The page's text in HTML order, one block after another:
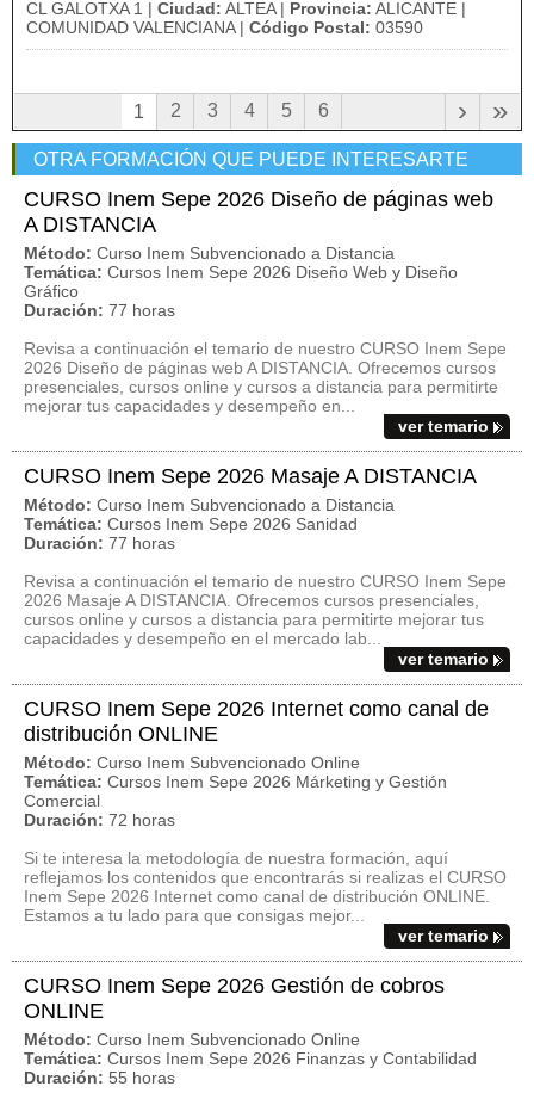
CL GALOTXA 1 | Ciudad: ALTEA | Provincia: ALICANTE |
COMUNIDAD VALENCIANA | Código Postal: 03590
1 2 3 4 5 6 »
›
OTRA FORMACIÓN QUE PUEDE INTERESARTE
CURSO Inem Sepe 2026 Diseño de páginas web
A DISTANCIA
Método: Curso Inem Subvencionado a Distancia
Temática: Cursos Inem Sepe 2026 Diseño Web y Diseño
Gráfico
Duración: 77 horas
Revisa a continuación el temario de nuestro CURSO Inem Sepe
2026 Diseño de páginas web A DISTANCIA. Ofrecemos cursos
presenciales, cursos online y cursos a distancia para permitirte
mejorar tus capacidades y desempeño en...
ver temario
CURSO Inem Sepe 2026 Masaje A DISTANCIA
Método: Curso Inem Subvencionado a Distancia
Temática: Cursos Inem Sepe 2026 Sanidad
Duración: 77 horas
Revisa a continuación el temario de nuestro CURSO Inem Sepe
2026 Masaje A DISTANCIA. Ofrecemos cursos presenciales,
cursos online y cursos a distancia para permitirte mejorar tus
capacidades y desempeño en el mercado lab...
ver temario
CURSO Inem Sepe 2026 Internet como canal de
distribución ONLINE
Método: Curso Inem Subvencionado Online
Temática: Cursos Inem Sepe 2026 Márketing y Gestión
Comercial
Duración: 72 horas
Si te interesa la metodología de nuestra formación, aquí
reflejamos los contenidos que encontrarás si realizas el CURSO
Inem Sepe 2026 Internet como canal de distribución ONLINE.
Estamos a tu lado para que consigas mejor...
ver temario
CURSO Inem Sepe 2026 Gestión de cobros
ONLINE
Método: Curso Inem Subvencionado Online
Temática: Cursos Inem Sepe 2026 Finanzas y Contabilidad
Duración: 55 horas